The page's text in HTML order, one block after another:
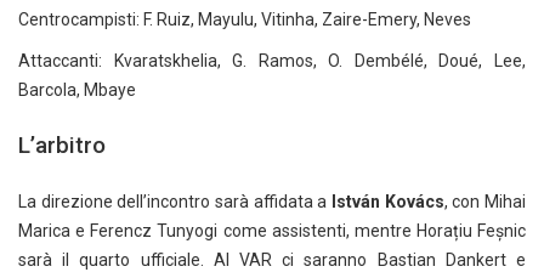
Centrocampisti: F. Ruiz, Mayulu, Vitinha, Zaire-Emery, Neves
Attaccanti: Kvaratskhelia, G. Ramos, O. Dembélé, Doué, Lee,
Barcola, Mbaye
L’arbitro
La direzione dell’incontro sarà affidata a István Kovács, con Mihai
Marica e Ferencz Tunyogi come assistenti, mentre Horațiu Feșnic
sarà il quarto ufficiale. Al VAR ci saranno Bastian Dankert e